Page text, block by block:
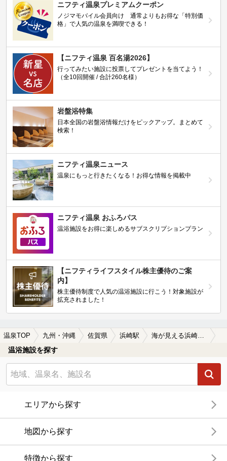
ニフティ温泉プレミアムクーポン
ノジマモバイル会員向け 通常よりもお得な「特別価
格」で人気の温泉を満喫できる！
【ニフティ温泉 百名湯2026】
行ってみたい施設に投票してプレゼントを当てよう！
（全10回開催 / 合計260名様）
岩盤浴特集
日本全国の岩盤浴情報だけをピックアップ。まとめて
検索！
ニフティ温泉ニュース
温泉にもっと行きたくなる！お得な情報を掲載中
ニフティ温泉 おふろパス
温浴施設をお得に楽しめるサブスクリプションプラン
【ニフティライフスタイル株主優待のご案
内】
株主優待制度で人気の温浴施設に行こう！対象施設が
拡充されました！
温泉TOP 九州・沖縄 佐賀県 浜崎駅 海が見える浜崎駅近くの温泉、日帰り温泉、スーパー銭湯おすすめ
温浴施設を探す
エリアから探す
地図から探す
特徴から探す